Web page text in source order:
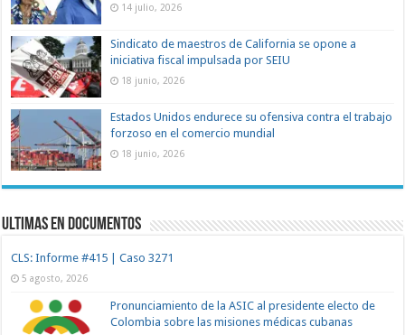
14 julio, 2026
Sindicato de maestros de California se opone a
iniciativa fiscal impulsada por SEIU
18 junio, 2026
Estados Unidos endurece su ofensiva contra el trabajo
forzoso en el comercio mundial
18 junio, 2026
Ultimas en documentos
CLS: Informe #415 | Caso 3271
5 agosto, 2026
Pronunciamiento de la ASIC al presidente electo de
Colombia sobre las misiones médicas cubanas